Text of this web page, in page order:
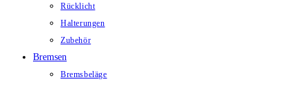
Rücklicht
Halterungen
Zubehör
Bremsen
Bremsbeläge